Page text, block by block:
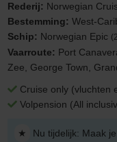
Rederij: Norwegian
Bestemming:West-
Schip: Norwegian Epic
Vaarroute: Port
Zee, George Town,
Cruise only (vluchten
Volpension (All
★ Nu tijdelijk: Maak